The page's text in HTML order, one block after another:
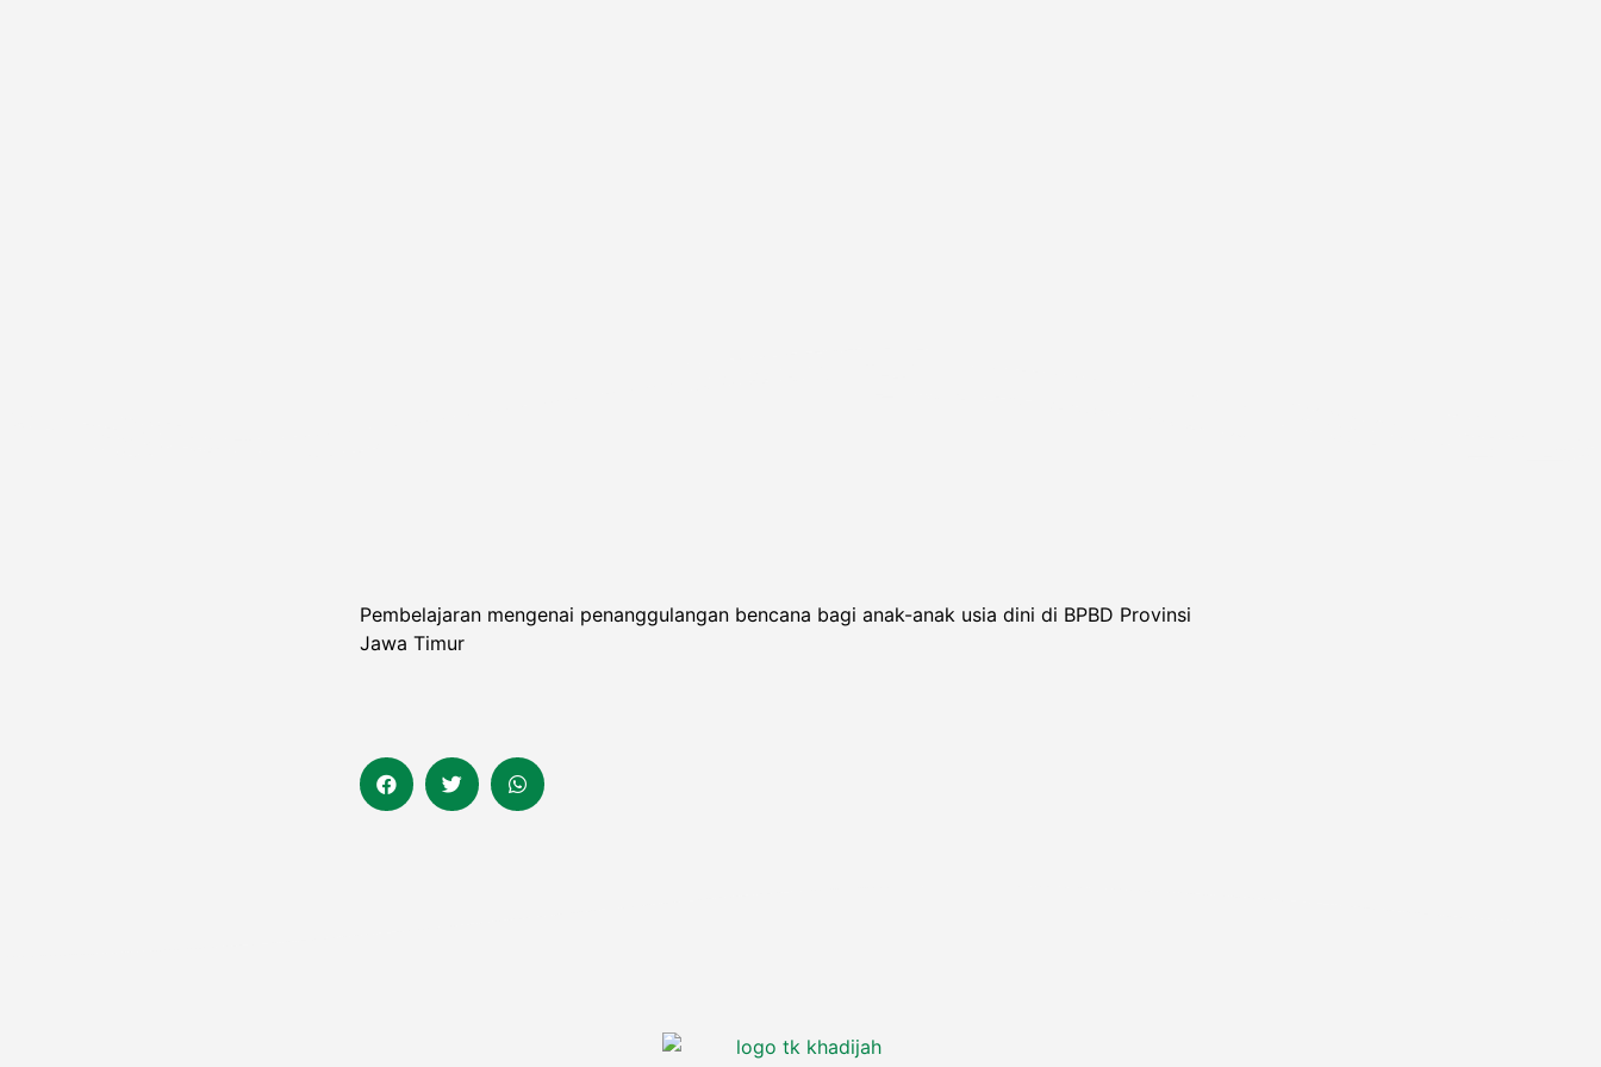
Pembelajaran mengenai penanggulangan bencana bagi anak-anak usia dini di BPBD Provinsi
Jawa Timur